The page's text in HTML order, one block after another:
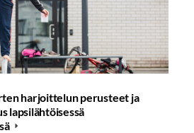
harjoittelun perusteet ja
lapsilähtöisessä